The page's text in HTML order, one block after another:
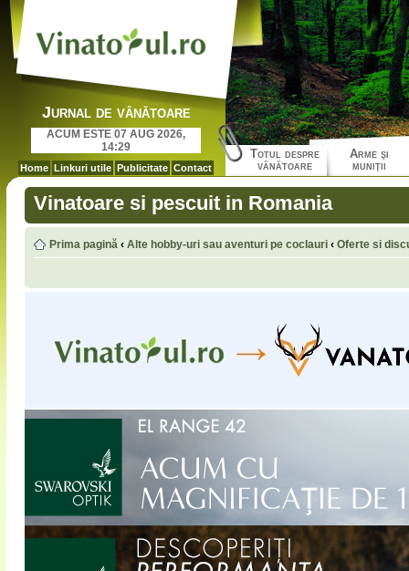
Jurnal de vânătoare
ACUM ESTE 07 AUG 2026,
14:29
Home Linkuri utile Publicitate Contact
Totul despre
vânătoare
Arme şi
muniţii
Vinatoare si pescuit in Romania
Prima pagină ‹ Alte hobby-uri sau aventuri pe coclauri ‹ Oferte si